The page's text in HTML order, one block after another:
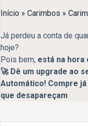
Início » Carimbos »
Já perdeu a conta de
hoje?
Pois bem, está na hora
🚀 Dê um upgrade ao
Automático! Compre
que desapareçam